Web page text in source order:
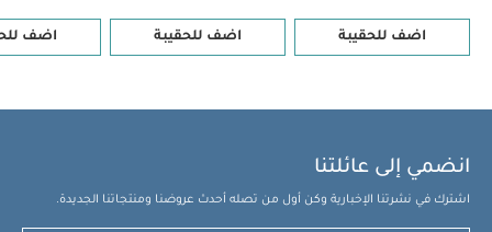
اضف للحقيبة اضف للحقيبة اضف
انضمي إلى عائلتنا
اشترك في نشرتنا الإخبارية وكن أول من تصله أحدث عروضنا ومنتجاتنا الجديدة.